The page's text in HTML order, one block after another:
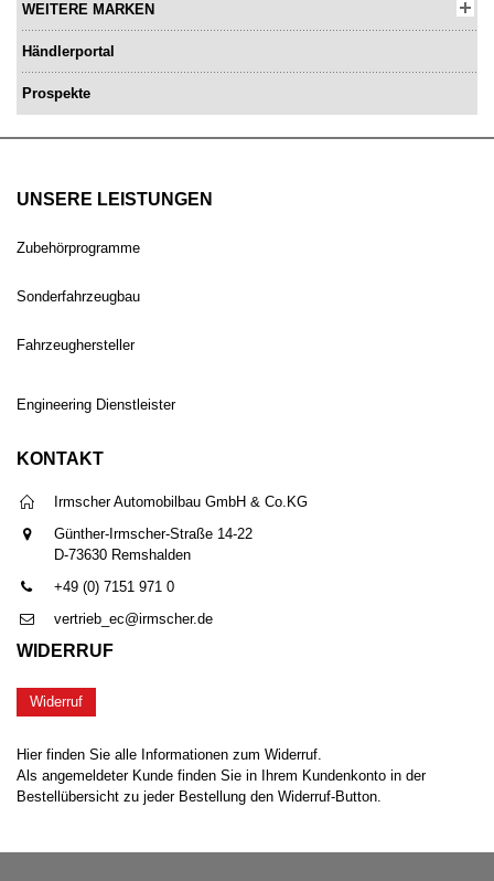
WEITERE MARKEN
Händlerportal
Prospekte
UNSERE LEISTUNGEN
Zubehörprogramme
Sonderfahrzeugbau
Fahrzeughersteller
Engineering Dienstleister
KONTAKT
Irmscher Automobilbau GmbH & Co.KG
Günther-Irmscher-Straße 14-22
D-73630 Remshalden
+49 (0) 7151 971 0
vertrieb_ec@irmscher.de
WIDERRUF
Widerruf
Hier finden Sie alle Informationen zum Widerruf.
Als angemeldeter Kunde finden Sie in Ihrem Kundenkonto in der
Bestellübersicht zu jeder Bestellung den Widerruf-Button.